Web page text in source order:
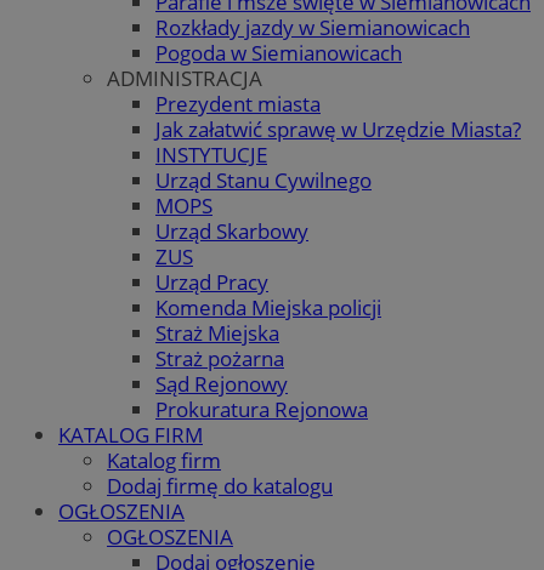
Rozkłady jazdy w Siemianowicach
Pogoda w Siemianowicach
ADMINISTRACJA
Prezydent miasta
Jak załatwić sprawę w Urzędzie Miasta?
INSTYTUCJE
Urząd Stanu Cywilnego
MOPS
Urząd Skarbowy
ZUS
Urząd Pracy
Komenda Miejska policji
Straż Miejska
Straż pożarna
Sąd Rejonowy
Prokuratura Rejonowa
KATALOG FIRM
Katalog firm
Dodaj firmę do katalogu
OGŁOSZENIA
OGŁOSZENIA
Dodaj ogłoszenie